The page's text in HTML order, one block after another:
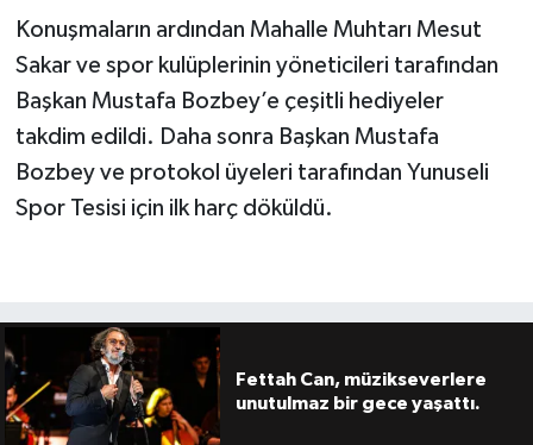
Konuşmaların ardından Mahalle Muhtarı Mesut
Sakar ve spor kulüplerinin yöneticileri tarafından
Başkan Mustafa Bozbey’e çeşitli hediyeler
takdim edildi. Daha sonra Başkan Mustafa
Bozbey ve protokol üyeleri tarafından Yunuseli
Spor Tesisi için ilk harç döküldü.
Fettah Can, müzikseverlere
unutulmaz bir gece yaşattı.